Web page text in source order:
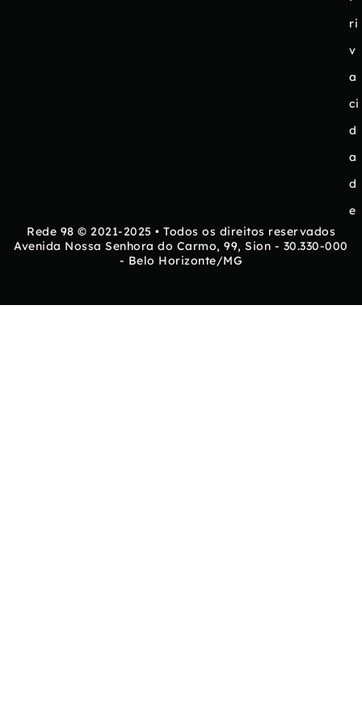
ri
v
a
ci
d
a
d
e
Rede 98 © 2021-2025 • Todos os direitos reservados
Avenida Nossa Senhora do Carmo, 99, Sion - 30.330-000
- Belo Horizonte/MG